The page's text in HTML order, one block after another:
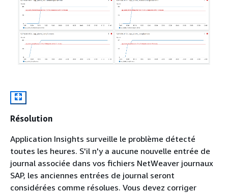
Résolution
Application Insights surveille le problème détecté
toutes les heures. S'il n'y a aucune nouvelle entrée de
journal associée dans vos fichiers NetWeaver journaux
SAP, les anciennes entrées de journal seront
considérées comme résolues. Vous devez corriger